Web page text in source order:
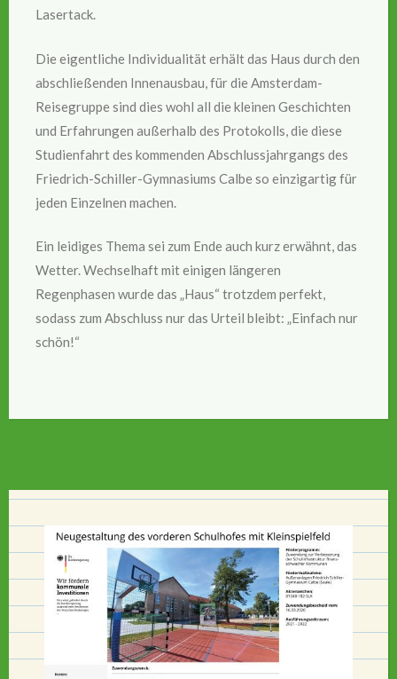
Lasertack.
Die eigentliche Individualität erhält das Haus durch den
abschließenden Innenausbau, für die Amsterdam-
Reisegruppe sind dies wohl all die kleinen Geschichten
und Erfahrungen außerhalb des Protokolls, die diese
Studienfahrt des kommenden Abschlussjahrgangs des
Friedrich-Schiller-Gymnasiums Calbe so einzigartig für
jeden Einzelnen machen.
Ein leidiges Thema sei zum Ende auch kurz erwähnt, das
Wetter. Wechselhaft mit einigen längeren
Regenphasen wurde das „Haus“ trotzdem perfekt,
sodass zum Abschluss nur das Urteil bleibt: „Einfach nur
schön!“